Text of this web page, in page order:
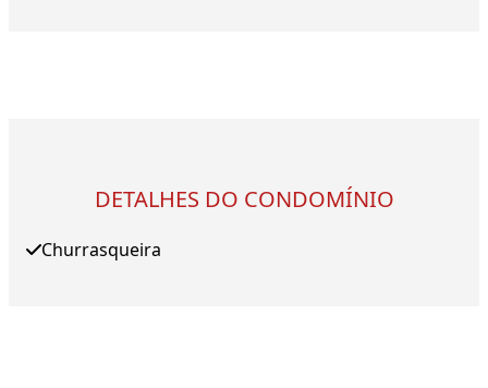
DETALHES DO CONDOMÍNIO
Churrasqueira